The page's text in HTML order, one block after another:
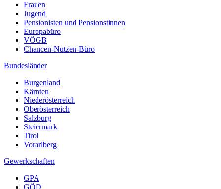
Frauen
Jugend
Pensionisten und Pensionstinnen
Europabüro
VÖGB
Chancen-Nutzen-Büro
Bundesländer
Burgenland
Kärnten
Niederösterreich
Oberösterreich
Salzburg
Steiermark
Tirol
Vorarlberg
Gewerkschaften
GPA
GÖD